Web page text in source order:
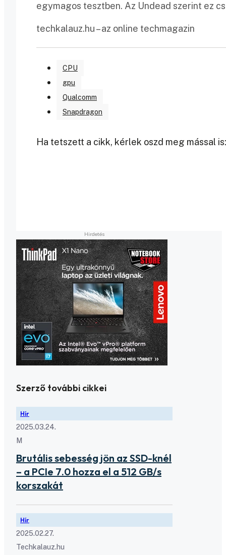
egymagos tesztben. Az Undead szerint ez
techkalauz.hu – az online techmagazin
CPU
gpu
Qualcomm
Snapdragon
Ha tetszett a cikk, kérlek oszd meg mással is:
Szerző további cikkei
Hír
2025.03.24.
M
Brutális sebesség jön az SSD-knél
– a PCIe 7.0 hozza el a 512 GB/s
korszakát
Hír
2025.02.27.
Techkalauz.hu